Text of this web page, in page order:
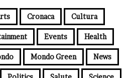
Cronaca Cultura
Events Health
Mondo Green News